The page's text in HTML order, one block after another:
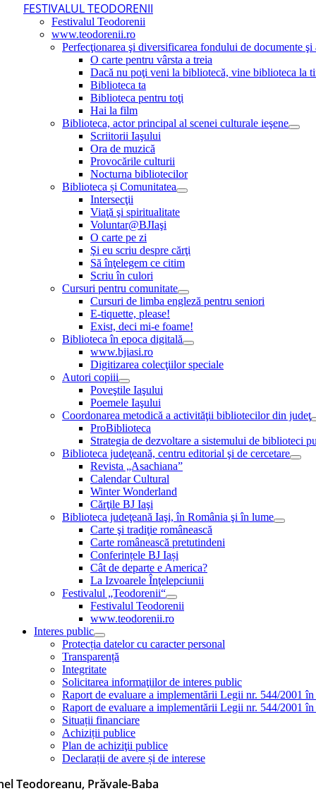
FESTIVALUL TEODORENII
Festivalul Teodorenii
www.teodorenii.ro
Perfecţionarea şi diversificarea fondului de documente
O carte pentru vârsta a treia
Dacă nu poţi veni la bibliotecă, vine biblioteca la
Biblioteca ta
Biblioteca pentru toţi
Hai la film
Biblioteca, actor principal al scenei culturale ieşene
Scriitorii Iaşului
Ora de muzică
Provocările culturii
Nocturna bibliotecilor
Biblioteca și Comunitatea
Intersecţii
Viaţă şi spiritualitate
Voluntar@BJIaşi
O carte pe zi
Şi eu scriu despre cărţi
Să înţelegem ce citim
Scriu în culori
Cursuri pentru comunitate
Cursuri de limba engleză pentru seniori
E-tiquette, please!
Exist, deci mi-e foame!
Biblioteca în epoca digitală
www.bjiasi.ro
Digitizarea colecţiilor speciale
Autori copiii
Poveştile Iaşului
Poemele Iaşului
Coordonarea metodică a activităţii bibliotecilor din judeţ
ProBiblioteca
Strategia de dezvoltare a sistemului de biblioteci
Biblioteca judeţeană, centru editorial şi de cercetare
Revista „Asachiana”
Calendar Cultural
Winter Wonderland
Cărţile BJ Iaşi
Biblioteca judeţeană Iaşi, în România şi în lume
Carte şi tradiţie românească
Carte românească pretutindeni
Conferințele BJ Iași
Cât de departe e America?
La Izvoarele Înţelepciunii
Festivalul „Teodorenii“
Festivalul Teodorenii
www.teodorenii.ro
Interes public
Protecția datelor cu caracter personal
Transparență
Integritate
Solicitarea informaţiilor de interes public
Raport de evaluare a implementării Legii nr. 544/2001
Raport de evaluare a implementării Legii nr. 544/2001
Situații financiare
Achiziții publice
Plan de achiziţii publice
Declarații de avere și de interese
Teodoreanu, Prăvale-Baba